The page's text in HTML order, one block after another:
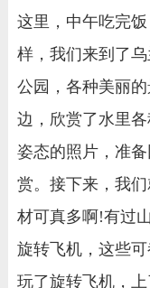
这里，中午吃完
样，我们来到了
公园，各种美丽
边，欣赏了水里
姿态的照片，准
赏。接下来，我
材可真多啊!有过
旋转飞机，这些
玩了旋转飞机，